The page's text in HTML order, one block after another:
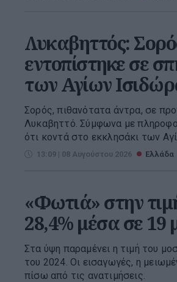
Λυκαβηττός:
εντοπίστηκε σε
των Αγίων
Σορός, πιθανότατα άντρα, σε
Λυκαβηττό. Σύμφωνα με
ότι κοντά στο εκκλησάκι των
13:09 | 08 Αυγούστου 2026 Ελλάδα
«Φωτιά» στην
28,4% μέσα σε 19
Στα ύψη παραμένει η τιμή του
του 2024. Οι εισαγωγές, η
πίσω από τις ανατιμήσεις.